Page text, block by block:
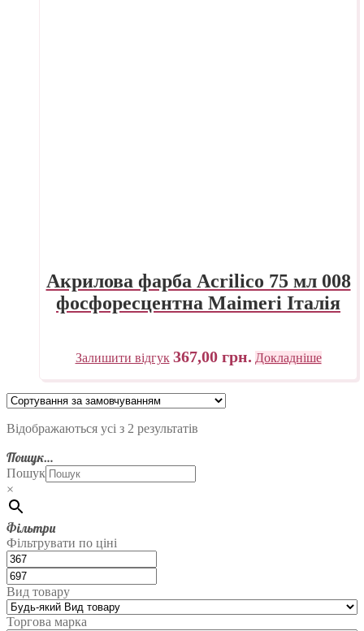
Акрилова фарба Acrilico 75 мл 008
фосфоресцентна Maimeri Італія
Залишити відгук 367,00 грн. Докладніше
Відображаються усі з 2 результатів
Пошук…
Пошук
×
Фільтри
Фільтрувати по ціні
Вид товару
Торгова марка